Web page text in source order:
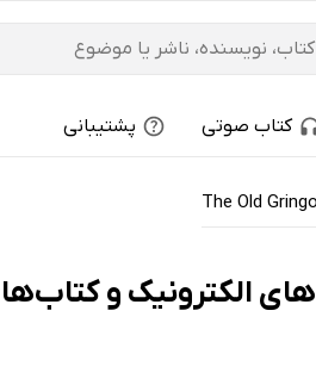
کتاب صوتی پشتیبانی
The Old Gringo